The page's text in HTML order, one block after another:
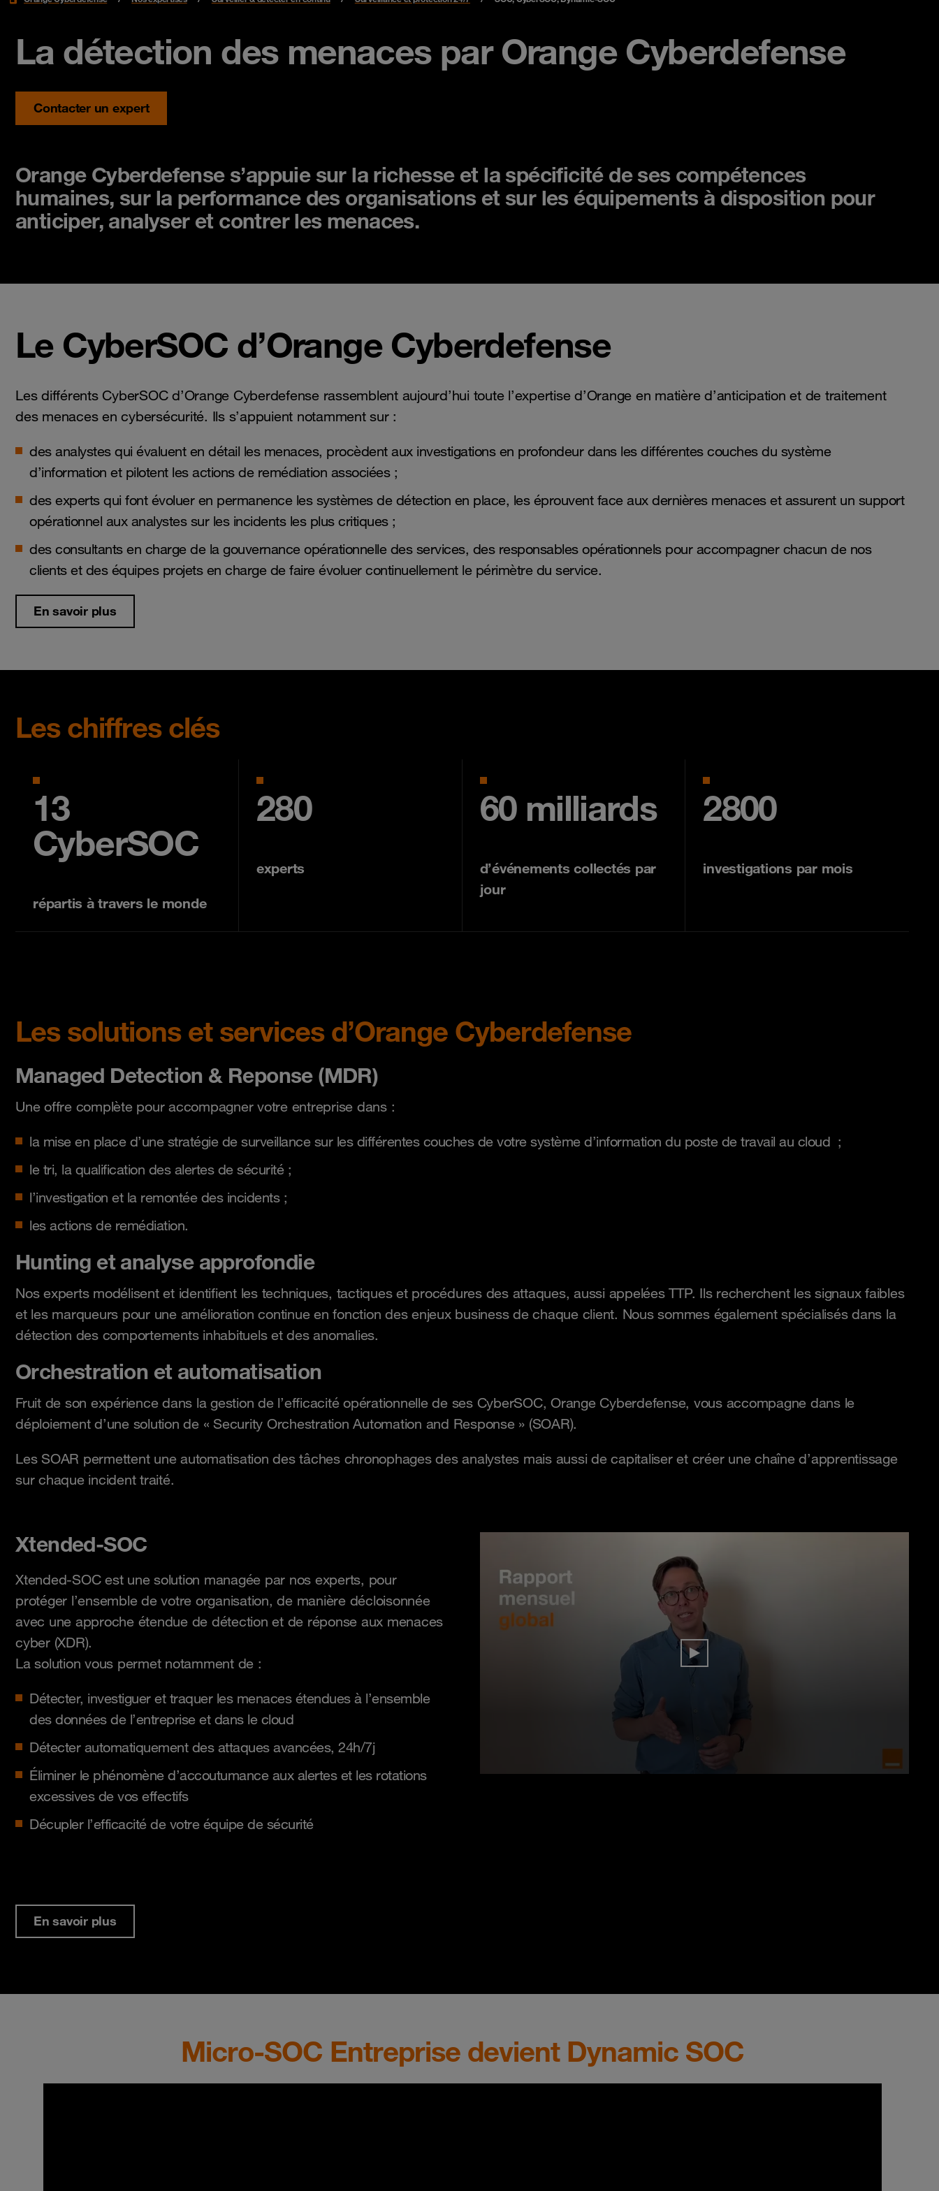
La détection des menaces par Orange Cyberdefense
Contacter un expert
Orange Cyberdefense s’appuie sur la richesse et la spécificité de ses compétences
humaines, sur la performance des organisations et sur les équipements à disposition pour
anticiper, analyser et contrer les menaces.
Le CyberSOC d’Orange Cyberdefense
Les différents CyberSOC d’Orange Cyberdefense rassemblent aujourd’hui toute l’expertise d’Orange en matière d’anticipation et de traitement
des menaces en cybersécurité. Ils s’appuient notamment sur :
des analystes qui évaluent en détail les menaces, procèdent aux investigations en profondeur dans les différentes couches du système
d’information et pilotent les actions de remédiation associées ;
des experts qui font évoluer en permanence les systèmes de détection en place, les éprouvent face aux dernières menaces et assurent un support
opérationnel aux analystes sur les incidents les plus critiques ;
des consultants en charge de la gouvernance opérationnelle des services, des responsables opérationnels pour accompagner chacun de nos
clients et des équipes projets en charge de faire évoluer continuellement le périmètre du service.
En savoir plus
Les chiffres clés
13
CyberSOC
répartis à travers le monde
280
experts
60 milliards
d’événements collectés par
jour
2800
investigations par mois
Les solutions et services d’Orange Cyberdefense
Managed Detection & Reponse (MDR)
Une offre complète pour accompagner votre entreprise dans :
la mise en place d’une stratégie de surveillance sur les différentes couches de votre système d’information du poste de travail au cloud ;
le tri, la qualification des alertes de sécurité ;
l’investigation et la remontée des incidents ;
les actions de remédiation.
Hunting et analyse approfondie
Nos experts modélisent et identifient les techniques, tactiques et procédures des attaques, aussi appelées TTP. Ils recherchent les signaux faibles
et les marqueurs pour une amélioration continue en fonction des enjeux business de chaque client. Nous sommes également spécialisés dans la
détection des comportements inhabituels et des anomalies.
Orchestration et automatisation
Fruit de son expérience dans la gestion de l’efficacité opérationnelle de ses CyberSOC, Orange Cyberdefense, vous accompagne dans le
déploiement d’une solution de « Security Orchestration Automation and Response » (SOAR).
Les SOAR permettent une automatisation des tâches chronophages des analystes mais aussi de capitaliser et créer une chaîne d’apprentissage
sur chaque incident traité.
Xtended-SOC
Xtended-SOC est une solution managée par nos experts, pour
protéger l’ensemble de votre organisation, de manière décloisonnée
avec une approche étendue de détection et de réponse aux menaces
cyber (XDR).
La solution vous permet notamment de :
Détecter, investiguer et traquer les menaces étendues à l’ensemble
des données de l’entreprise et dans le cloud
Détecter automatiquement des attaques avancées, 24h/7j
Éliminer le phénomène d’accoutumance aux alertes et les rotations
excessives de vos effectifs
Décupler l’efficacité de votre équipe de sécurité
En savoir plus
Micro-SOC Entreprise devient Dynamic SOC